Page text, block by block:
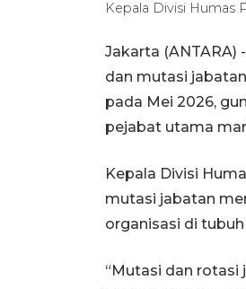
Kepala Divisi Humas
Jakarta (ANTARA)
dan mutasi
pada Mei 2026,
pejabat utama
Kepala Divisi
mutasi jabatan
organisasi di tubuh
“Mutasi dan rotasi